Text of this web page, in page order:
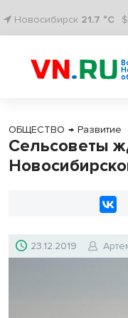
Новосибирск 21.7 °C
ОБЩЕСТВО → Развитие
Сельсоветы
23.12.2019